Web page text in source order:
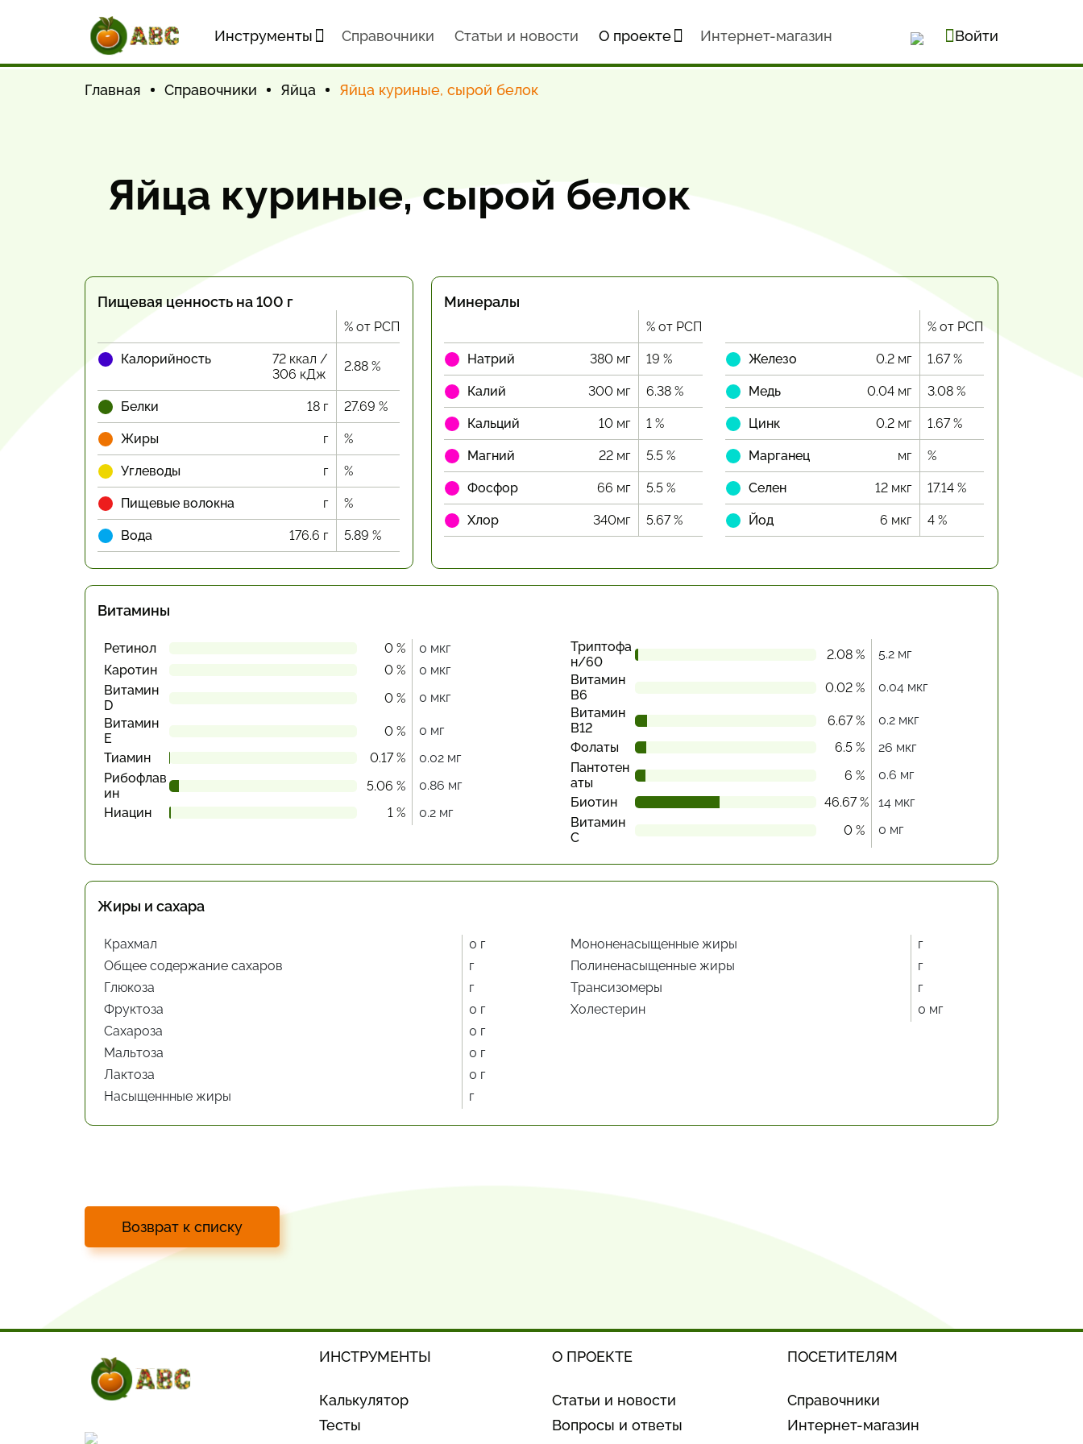
Инструменты Cправочники Статьи и новости О проекте Интернет-магазин Войти
Главная Справочники Яйца Яйца куриные, сырой белок
Яйца куриные, сырой белок
Пищевая ценность на 100 г
% от РСП
Калорийность
72 ккал /
306 кДж
2.88 %
Белки 18 г 27.69 %
Жиры г %
Углеводы г %
Пищевые волокна г %
Вода 176.6 г 5.89 %
Минералы
% от РСП
Натрий 380 мг 19 %
Калий 300 мг 6.38 %
Кальций 10 мг 1 %
Магний 22 мг 5.5 %
Фосфор 66 мг 5.5 %
Хлор 340мг 5.67 %
% от РСП
Железо 0.2 мг 1.67 %
Медь 0.04 мг 3.08 %
Цинк 0.2 мг 1.67 %
Марганец мг %
Селен 12 мкг 17.14 %
Йод 6 мкг 4 %
Витамины
Ретинол 0 %
0 мкг
Каротин
0 %
0 мкг
Витамин
D
0 %
0 мкг
Витамин
Е
0 %
0 мг
Тиамин
0.17 %
0.02 мг
Рибофлав
ин
5.06 %
0.86 мг
Ниацин
1 % 0.2 мг
Триптофа
н/60
2.08 %
5.2 мг
Витамин
В6
0.02 %
0.04 мкг
Витамин
В12
6.67 %
0.2 мкг
Фолаты
6.5 %
26 мкг
Пантотен
аты
6 %
0.6 мг
Биотин
46.67 %
14 мкг
Витамин
С
0 % 0 мг
Жиры и сахара
Крахмал
0 г
Общее содержание сахаров
г
Глюкоза
г
Фруктоза
0 г
Сахароза
0 г
Мальтоза
0 г
Лактоза
0 г
Насыщеннные жиры
г
Мононенасыщенные жиры
г
Полиненасыщенные жиры
г
Трансизомеры
г
Холестерин
0 мг
Возврат к списку
ИНСТРУМЕНТЫ
Калькулятор
Тесты
О ПРОЕКТЕ
Статьи и новости
Вопросы и ответы
ПОСЕТИТЕЛЯМ
Справочники
Интернет-магазин